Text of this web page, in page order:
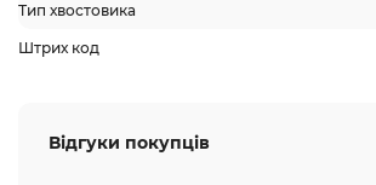
Тип хвостовика
Штрих код
Відгуки покупців